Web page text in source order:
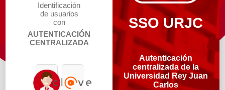
Identificación
de usuarios
con
AUTENTICACIÓN
CENTRALIZADA
SSO URJC
Autenticación
centralizada de la
Universidad Rey Juan
Carlos